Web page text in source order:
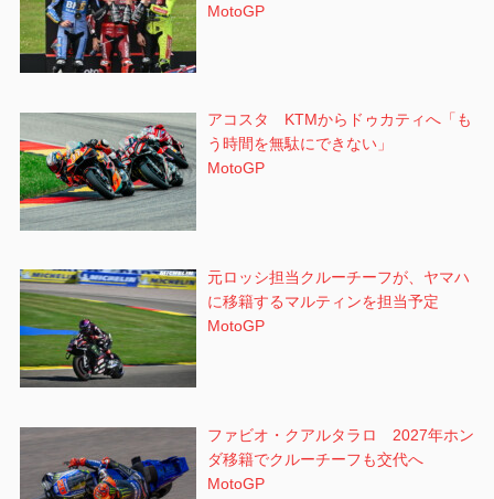
MotoGP
アコスタ KTMからドゥカティへ「も
う時間を無駄にできない」
MotoGP
元ロッシ担当クルーチーフが、ヤマハ
に移籍するマルティンを担当予定
MotoGP
ファビオ・クアルタラロ 2027年ホン
ダ移籍でクルーチーフも交代へ
MotoGP